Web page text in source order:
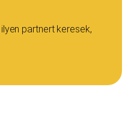
partnert keresek,